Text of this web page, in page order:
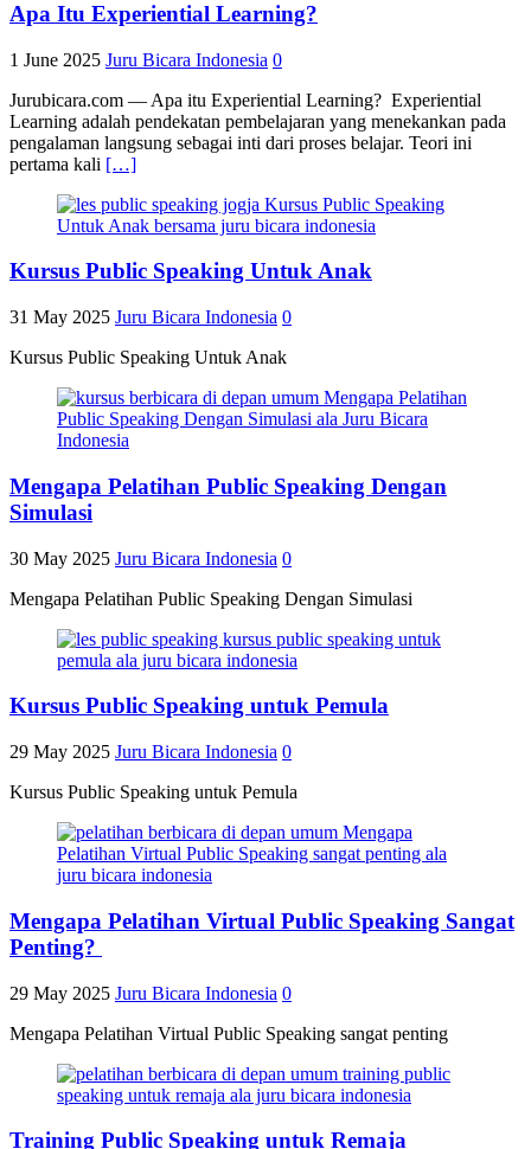
Apa Itu Experiential Learning?
1 June 2025 Juru Bicara Indonesia 0
Jurubicara.com — Apa itu Experiential Learning? Experiential
Learning adalah pendekatan pembelajaran yang menekankan pada
pengalaman langsung sebagai inti dari proses belajar. Teori ini
pertama kali […]
Kursus Public Speaking Untuk Anak
31 May 2025 Juru Bicara Indonesia 0
Kursus Public Speaking Untuk Anak
Mengapa Pelatihan Public Speaking Dengan
Simulasi
30 May 2025 Juru Bicara Indonesia 0
Mengapa Pelatihan Public Speaking Dengan Simulasi
Kursus Public Speaking untuk Pemula
29 May 2025 Juru Bicara Indonesia 0
Kursus Public Speaking untuk Pemula
Mengapa Pelatihan Virtual Public Speaking Sangat
Penting?
29 May 2025 Juru Bicara Indonesia 0
Mengapa Pelatihan Virtual Public Speaking sangat penting
Training Public Speaking untuk Remaja